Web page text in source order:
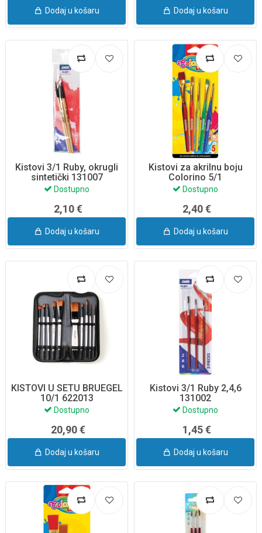
Dodaj u košaru Dodaj u košaru
Kistovi 3/1 Ruby, okrugli
sintetički 131007
Dostupno
2,10 €
Dodaj u košaru
Kistovi za akrilnu boju
Colorino 5/1
Dostupno
2,40 €
Dodaj u košaru
KISTOVI U SETU BRUEGEL
10/1 622013
Dostupno
20,90 €
Dodaj u košaru
Kistovi 3/1 Ruby 2,4,6
131002
Dostupno
1,45 €
Dodaj u košaru